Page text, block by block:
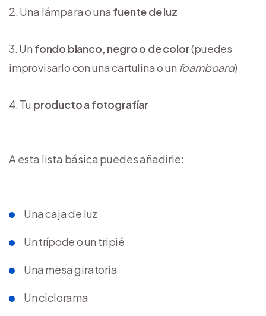
Una lámpara o una fuente de luz
Un fondo blanco, negro o de color(puedes
improvisarlo con una cartulina o un foamboard)
Tu producto a fotografíar
A esta lista básica puedes añadirle:
Una caja de luz
Un trípode o un tripié
Una mesa giratoria
Un ciclorama